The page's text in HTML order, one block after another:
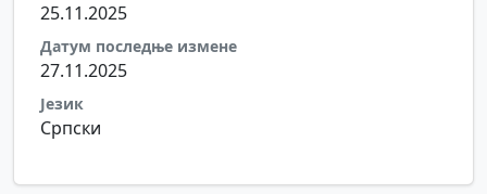
25.11.2025
Датум последње измене
27.11.2025
Језик
Српски